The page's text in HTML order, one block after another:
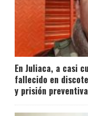
En Juliaca, a casi
fallecido en
y prisión